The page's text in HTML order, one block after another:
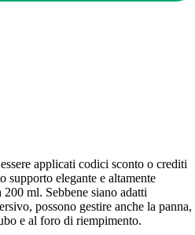
applicati codici sconto o crediti
supporto elegante e altamente
ml. Sebbene siano adatti
possono gestire anche la panna,
e al foro di riempimento.